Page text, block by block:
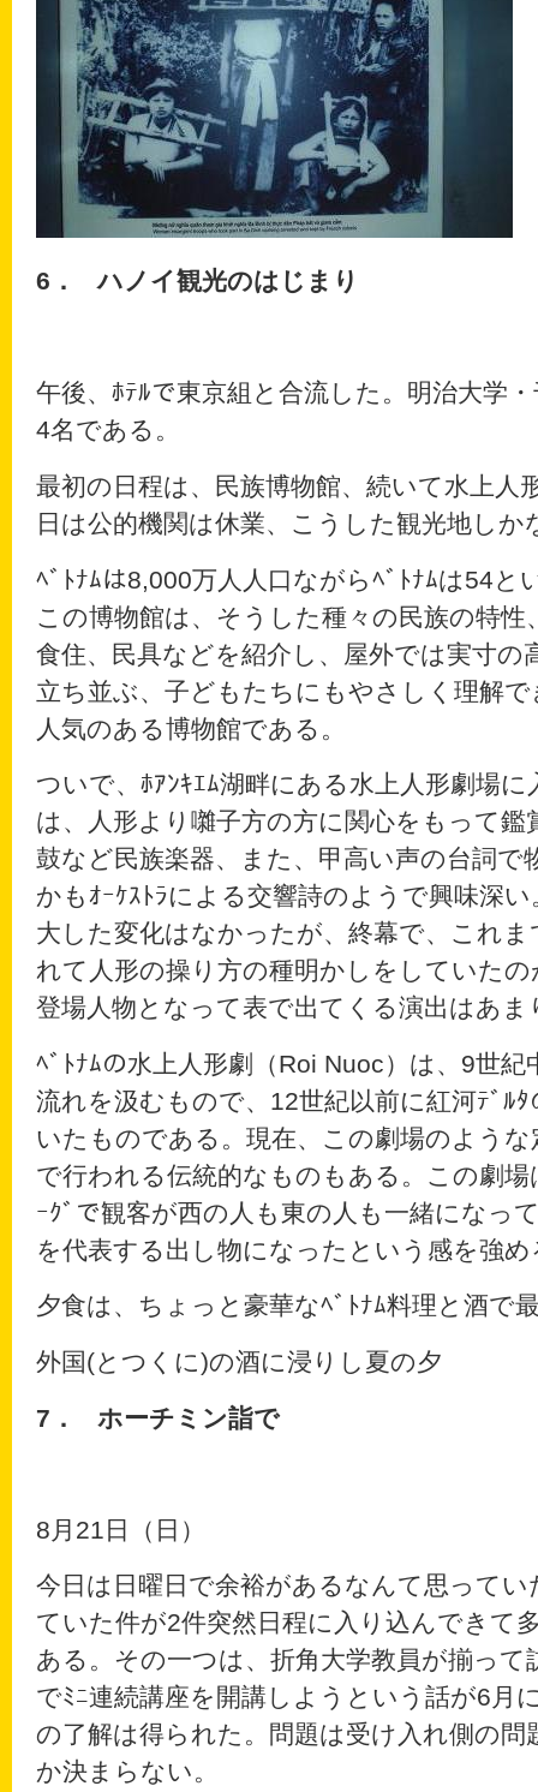
6．ハノイ観光のはじまり
午後、ﾎﾃﾙで東京組と合流した。明治大学
4名である。
最初の日程は、民族博物館、続いて水上人
日は公的機関は休業、こうした観光地しか
ﾍﾞﾄﾅﾑは8,000万人人口ながらﾍﾞﾄﾅﾑは54と
この博物館は、そうした種々の民族の特性
食住、民具などを紹介し、屋外では実寸の
立ち並ぶ、子どもたちにもやさしく理解
人気のある博物館である。
ついで、ﾎｱﾝｷｴﾑ湖畔にある水上人形劇場
は、人形より囃子方の方に関心をもって鑑
鼓など民族楽器、また、甲高い声の台詞で
かもｵｰｹｽﾄﾗによる交響詩のようで興味深
大した変化はなかったが、終幕で、これ
れて人形の操り方の種明かしをしていた
登場人物となって表で出てくる演出はあ
ﾍﾞﾄﾅﾑの水上人形劇（Roi Nuoc）は、9世
流れを汲むもので、12世紀以前に紅河ﾃﾞﾙ
いたものである。現在、この劇場のよう
で行われる伝統的なものもある。この劇場
ｰｸﾞで観客が西の人も東の人も一緒になっ
を代表する出し物になったという感を強め
夕食は、ちょっと豪華なﾍﾞﾄﾅﾑ料理と酒で
外国(とつくに)の酒に浸りし夏の夕
7． ホーチミン詣で
8月21日（日）
今日は日曜日で余裕があるなんて思って
ていた件が2件突然日程に入り込んできて
ある。その一つは、折角大学教員が揃っ
でﾐﾆ連続講座を開講しようという話が6月
の了解は得られた。問題は受け入れ側の
か決まらない。